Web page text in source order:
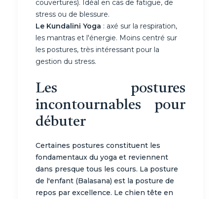
couvertures). Idéal en cas de fatigue, de
stress ou de blessure.
Le Kundalini Yoga : axé sur la respiration,
les mantras et l'énergie. Moins centré sur
les postures, très intéressant pour la
gestion du stress.
Les postures
incontournables pour
débuter
Certaines postures constituent les
fondamentaux du yoga et reviennent
dans presque tous les cours. La posture
de l'enfant (Balasana) est la posture de
repos par excellence. Le chien tête en